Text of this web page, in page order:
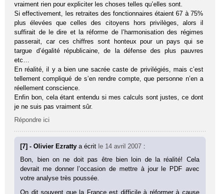
vraiment rien pour expliciter les choses telles qu’elles sont.
Si effectivement, les retraites des fonctionnaires étaient 67 à 75%
plus élevées que celles des citoyens hors privilèges, alors il
suffirait de le dire et la réforme de l’harmonisation des régimes
passerait, car ces chiffres sont honteux pour un pays qui se
targue d’égalité républicaine, de la défense des plus pauvres
etc…
En réalité, il y a bien une sacrée caste de privilégiés, mais c’est
tellement compliqué de s’en rendre compte, que personne n’en a
réellement conscience.
Enfin bon, cela étant entendu si mes calculs sont justes, ce dont
je ne suis pas vraiment sûr.
Répondre ici
[7] - Olivier Ezrattya écrit le 14 avril 2007 :
Bon, bien on ne doit pas être bien loin de la réalité! Cela
devrait me donner l’occasion de mettre à jour le PDF avec
votre analyse très poussée.
On dit souvent que la France est difficile à réformer à cause